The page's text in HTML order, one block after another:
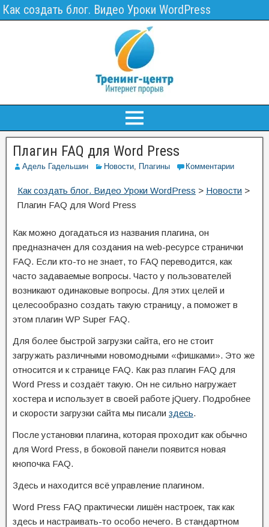
Как создать блог. Видео Уроки WordPress
Плагин FAQ для Word Press
Адель Гадельшин Новости, Плагины Комментарии
Как создать блог. Видео Уроки WordPress > Новости >
Плагин FAQ для Word Press
Как можно догадаться из названия плагина, он
предназначен для создания на web-ресурсе странички
FAQ. Если кто-то не знает, то FAQ переводится, как
часто задаваемые вопросы. Часто у пользователей
возникают одинаковые вопросы. Для этих целей и
целесообразно создать такую страницу, а поможет в
этом плагин WP Super FAQ.
Для более быстрой загрузки сайта, его не стоит
загружать различными новомодными «фишками». Это же
относится и к странице FAQ. Как раз плагин FAQ для
Word Press и создаёт такую. Он не сильно нагружает
хостера и использует в своей работе jQuery. Подробнее
и скорости загрузки сайта мы писали здесь.
После установки плагина, которая проходит как обычно
для Word Press, в боковой панели появится новая
кнопочка FAQ.
Здесь и находится всё управление плагином.
Word Press FAQ практически лишён настроек, так как
здесь и настраивать-то особо нечего. В стандартном